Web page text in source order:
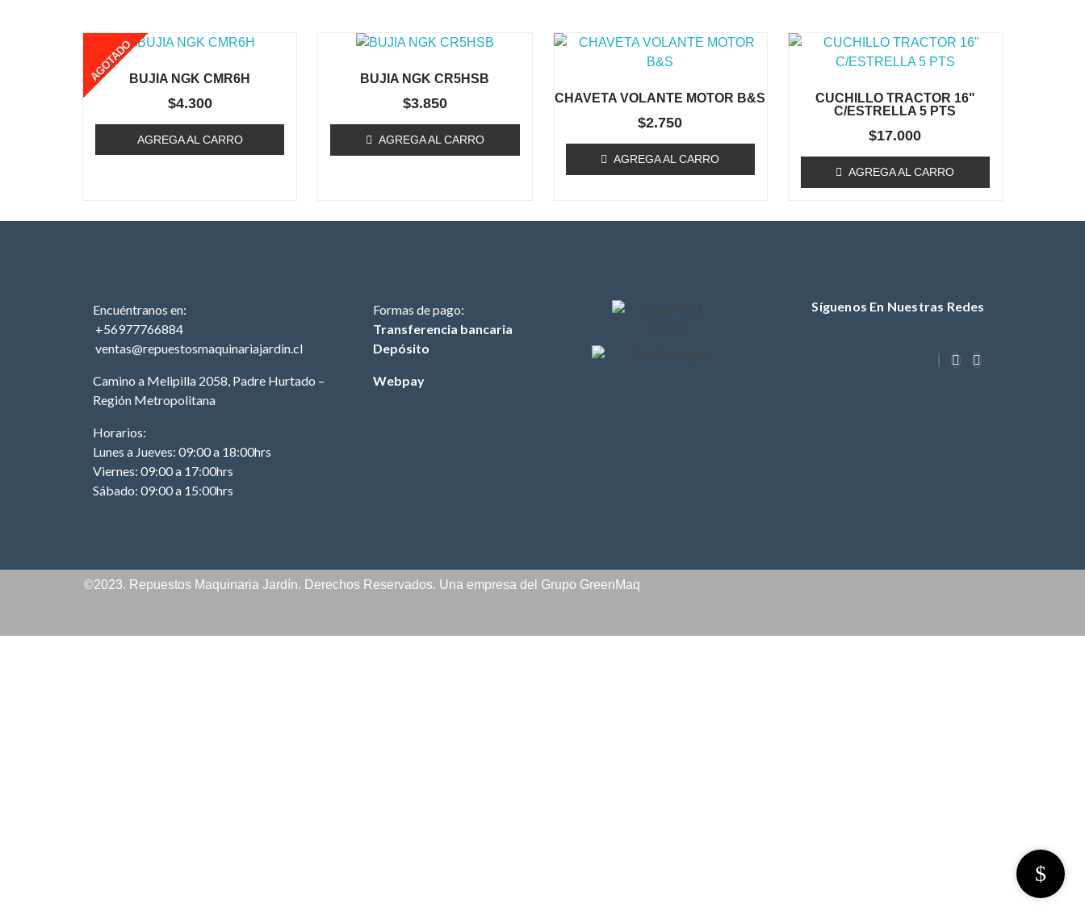
BUJIA NGK CMR6H
AGOTADO
$4.300
AGREGA AL CARRO
BUJIA NGK CR5HSB
$3.850
AGREGA AL CARRO
CHAVETA VOLANTE MOTOR B&S
$2.750
AGREGA AL CARRO
CUCHILLO TRACTOR 16"
C/ESTRELLA 5 PTS
$17.000
AGREGA AL CARRO
Encuéntranos en:
+56977766884
ventas@repuestosmaquinariajardin.cl
Camino a Melipilla 2058, Padre Hurtado –
Región Metropolitana
Horarios:
Lunes a Jueves: 09:00 a 18:00hrs
Viernes: 09:00 a 17:00hrs
Sábado: 09:00 a 15:00hrs
Formas de pago:
Transferencia bancaria
Depósito
Webpay
Síguenos En Nuestras Redes
©2023. Repuestos Maquinaria Jardín. Derechos Reservados. Una empresa del Grupo GreenMaq